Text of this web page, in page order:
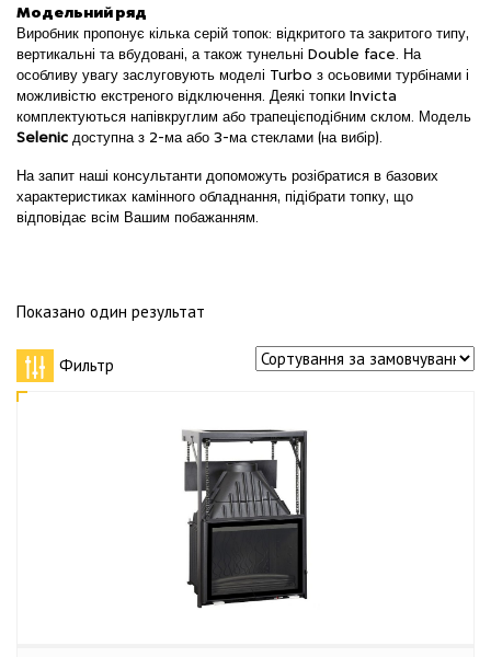
Модельний ряд
Виробник пропонує кілька серій топок: відкритого та закритого типу,
вертикальні та вбудовані, а також тунельні Double face. На
особливу увагу заслуговують моделі Turbo з осьовими турбінами і
можливістю екстреного відключення. Деякі топки Invicta
комплектуються напівкруглим або трапецієподібним склом. Модель
Selenic доступна з 2-ма або 3-ма стеклами (на вибір).
На запит наші консультанти допоможуть розібратися в базових
характеристиках камінного обладнання, підібрати топку, що
відповідає всім Вашим побажанням.
Показано один результат
Фильтр